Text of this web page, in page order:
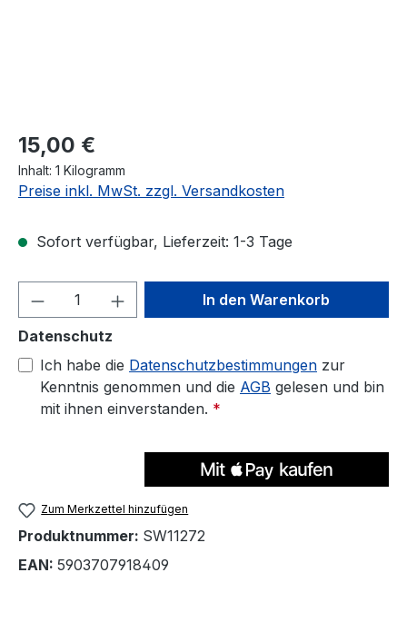
Regulärer Preis:
15,00 €
Inhalt: 1 Kilogramm
Preise inkl. MwSt. zzgl. Versandkosten
Sofort verfügbar, Lieferzeit: 1-3 Tage
Produkt Anzahl: Gib denIn den Warenkorb
Datenschutz
Ich habe die Datenschutzbestimmungen zur
Kenntnis genommen und die AGB gelesen und bin
mit ihnen einverstanden. *
Zum Merkzettel hinzufügen
Produktnummer: SW11272
EAN: 5903707918409